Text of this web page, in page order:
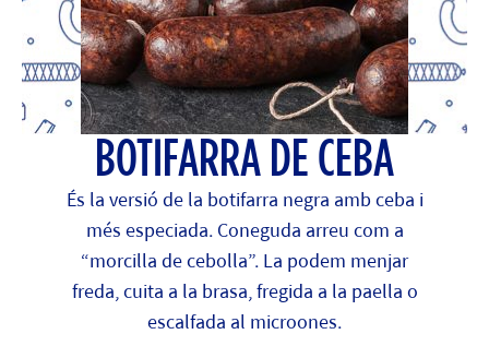
BOTIFARRA DE CEBA
És la versió de la botifarra negra amb ceba i
més especiada. Coneguda arreu com a
“morcilla de cebolla”. La podem menjar
freda, cuita a la brasa, fregida a la paella o
escalfada al microones.